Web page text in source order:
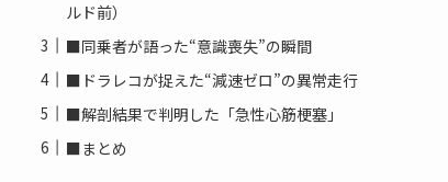
ルド前）
■同乗者が語った“意識喪失”の瞬間
■ドラレコが捉えた“減速ゼロ”の異常走行
■解剖結果で判明した「急性心筋梗塞」
■まとめ